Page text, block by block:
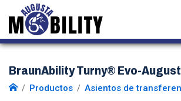
BraunAbility Turny® Evo-
Productos Asientos de